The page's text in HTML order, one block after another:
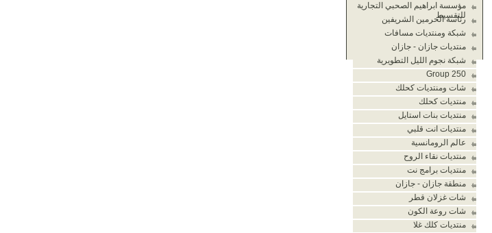
مؤسسة ابراهيم الصحبي التجارية
للتقسيط
رئاسة الحرمين الشريفين
شبكة ومنتديات مسافات
منتديات جازان - جازان
شبكة نجوم الليل التطويرية
Group 250
شات ومنتديات كحلك
منتديات كحلك
منتديات بنات استايل
منتديات انت قلبي
عالم الرومانسية
منتديات نقاء الروح
منتديات برامج نت
منطقة جازان - جازان
شات غزلان قطر
شات روعة الكون
منتديات كلك غلا